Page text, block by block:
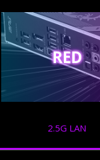
RED
2.5G LAN